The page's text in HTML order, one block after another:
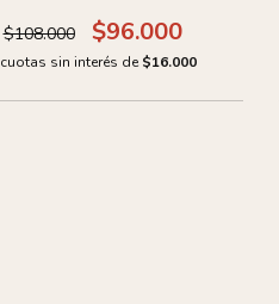
$108.000 $96.000
cuotas sin interés de $16.000